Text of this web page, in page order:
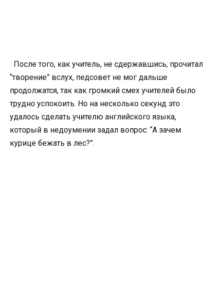
После того, как учитель, не сдержавшись, прочитал
“творение” вслух, педсовет не мог дальше
продолжатся, так как громкий смех учителей было
трудно успокоить. Но на несколько секунд это
удалось сделать учителю английского языка,
который в недоумении задал вопрос: “А зачем
курице бежать в лес?”.